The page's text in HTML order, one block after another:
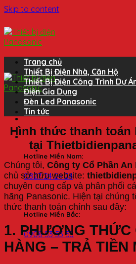
Skip to content
Hotline Miền Nam:
0827 24 24 24
Hotline Miền Bắc:
0908 53 53 53
Trang chủ
Thiết Bị Điện Nhà, Căn Hộ
Thiết Bị Điện Công Trình Dự
Điện Gia Dụng
Đèn Led Panasonic
Tin tức
Hình thức thanh toán
tại
Chúng tôi, Công ty Cổ Phần An
chủ sở hữu website:
chuyên cung cấp và phân phối
hãng Panasonic. Hiện tại chúng
thức thanh toán chính sau đây:
1. PHƯƠNG THỨC
HÀNG – TRẢ TIỀN